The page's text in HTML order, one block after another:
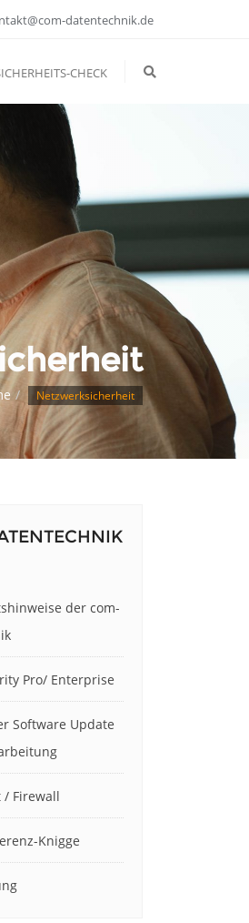
datentechnik.de
CHECK
Netzwerksicherheit
der com-
Pro/ Enterprise
Software Update
/ Firewall
Knigge